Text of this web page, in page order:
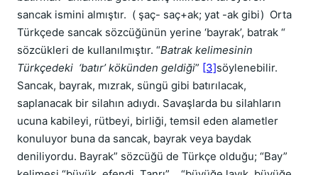
sancak ismini almıştır. ( şaç- saç+ak; yat -ak gibi) Orta
Türkçede sancak sözcüğünün yerine ‘bayrak’, batrak “
sözcükleri de kullanılmıştır. “Batrak kelimesinin
Türkçedeki ‘batır’ kökünden geldiği” [3]söylenebilir.
Sancak, bayrak, mızrak, süngü gibi batırılacak,
saplanacak bir silahın adıydı. Savaşlarda bu silahların
ucuna kabileyi, rütbeyi, birliği, temsil eden alametler
konuluyor buna da sancak, bayrak veya baydak
deniliyordu. Bayrak” sözcüğü de Türkçe olduğu; “Bay”